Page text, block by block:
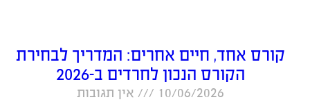
קורס אחד, חיים אחרים: המדריך לבחירת
הקורס הנכון לחרדים ב-2026
10/06/2026 אין תגובות